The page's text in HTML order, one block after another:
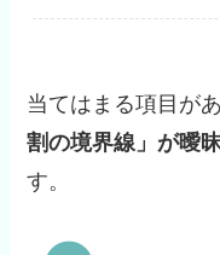
当てはまる項目が
割の境界線」が曖
す。